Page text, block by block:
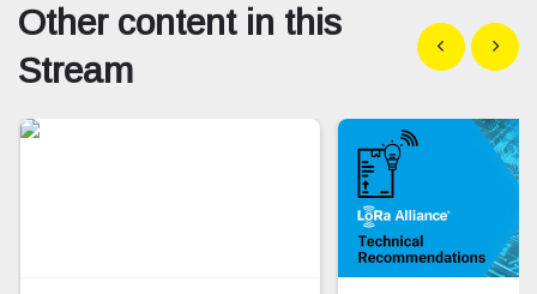
Other content in this
Stream
Show previous
Show